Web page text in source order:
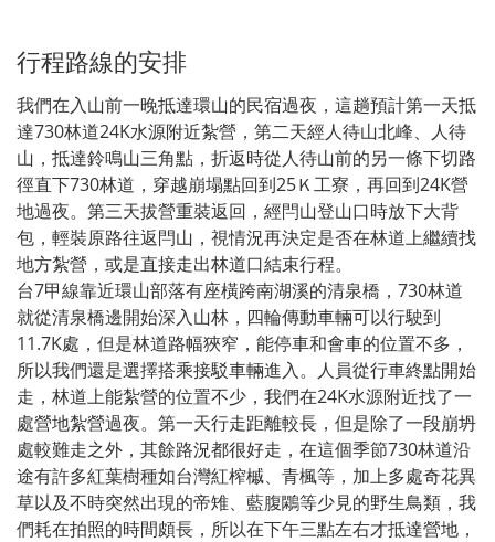
行程路線的安排
我們在入山前一晚抵達環山的民宿過夜，這趟預計第一天抵
達730林道24K水源附近紮營，第二天經人待山北峰、人待
山，抵達鈴鳴山三角點，折返時從人待山前的另一條下切路
徑直下730林道，穿越崩塌點回到25Ｋ工寮，再回到24K營
地過夜。第三天拔營重裝返回，經閂山登山口時放下大背
包，輕裝原路往返閂山，視情況再決定是否在林道上繼續找
地方紮營，或是直接走出林道口結束行程。
台7甲線靠近環山部落有座橫跨南湖溪的清泉橋，730林道
就從清泉橋邊開始深入山林，四輪傳動車輛可以行駛到
11.7K處，但是林道路幅狹窄，能停車和會車的位置不多，
所以我們還是選擇搭乘接駁車輛進入。人員從行車終點開始
走，林道上能紮營的位置不少，我們在24K水源附近找了一
處營地紮營過夜。第一天行走距離較長，但是除了一段崩坍
處較難走之外，其餘路況都很好走，在這個季節730林道沿
途有許多紅葉樹種如台灣紅榨槭、青楓等，加上多處奇花異
草以及不時突然出現的帝雉、藍腹鷴等少見的野生鳥類，我
們耗在拍照的時間頗長，所以在下午三點左右才抵達營地，